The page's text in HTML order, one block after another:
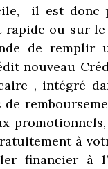
il est donc
rapide ou sur le
de remplir
nouveau
, intégré
promotionnels,
à
financier à